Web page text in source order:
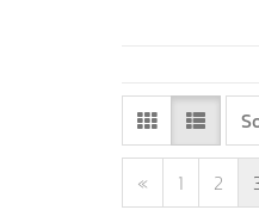
« 1 2